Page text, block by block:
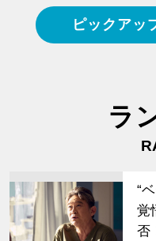
ピックアッ
ラ
“
覚
否